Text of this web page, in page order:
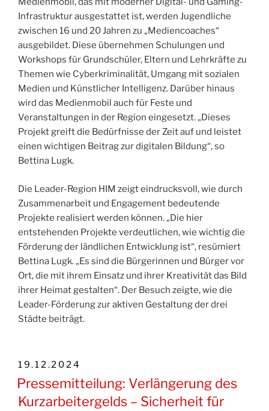
Infrastruktur ausgestattet ist, werden Jugendliche
zwischen 16 und 20 Jahren zu „Mediencoaches“
ausgebildet. Diese übernehmen Schulungen und
Workshops für Grundschüler, Eltern und Lehrkräfte zu
Themen wie Cyberkriminalität, Umgang mit sozialen
Medien und Künstlicher Intelligenz. Darüber hinaus
wird das Medienmobil auch für Feste und
Veranstaltungen in der Region eingesetzt. „Dieses
Projekt greift die Bedürfnisse der Zeit auf und leistet
einen wichtigen Beitrag zur digitalen Bildung“, so
Bettina Lugk.
Die Leader-Region HIM zeigt eindrucksvoll, wie durch
Zusammenarbeit und Engagement bedeutende
Projekte realisiert werden können. „Die hier
entstehenden Projekte verdeutlichen, wie wichtig die
Förderung der ländlichen Entwicklung ist“, resümiert
Bettina Lugk. „Es sind die Bürgerinnen und Bürger vor
Ort, die mit ihrem Einsatz und ihrer Kreativität das Bild
ihrer Heimat gestalten“. Der Besuch zeigte, wie die
Leader-Förderung zur aktiven Gestaltung der drei
Städte beiträgt.
VERÖFFENTLICHT
AM
19.12.2024
Pressemitteilung: Verlängerung des
Kurzarbeitergelds – Sicherheit für